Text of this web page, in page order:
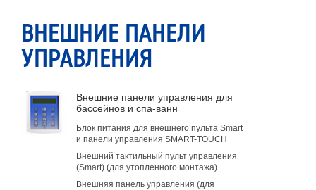
ВНЕШНИЕ ПАНЕЛИ
УПРАВЛЕНИЯ
Внешние панели управления для
бассейнов и спа-ванн
Блок питания для внешнего пульта Smart
и панели управления SMART-TOUCH
Внешний тактильный пульт управления
(Smart) (для утопленного монтажа)
Внешняя панель управления (для